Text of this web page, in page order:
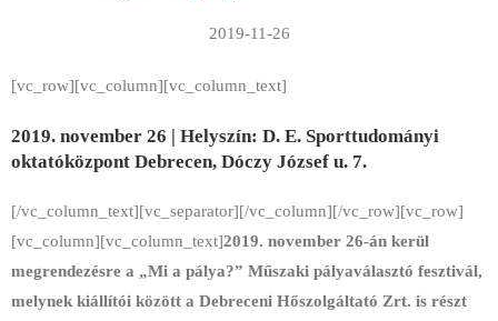
2019-11-26
[vc_row][vc_column][vc_column_text]
2019. november 26 | Helyszín: D. E. Sporttudományi
oktatóközpont Debrecen, Dóczy József u. 7.
[/vc_column_text][vc_separator][/vc_column][/vc_row][vc_row]
[vc_column][vc_column_text]2019. november 26-án kerül
megrendezésre a „Mi a pálya?” Műszaki pályaválasztó fesztivál,
melynek kiállítói között a Debreceni Hőszolgáltató Zrt. is részt